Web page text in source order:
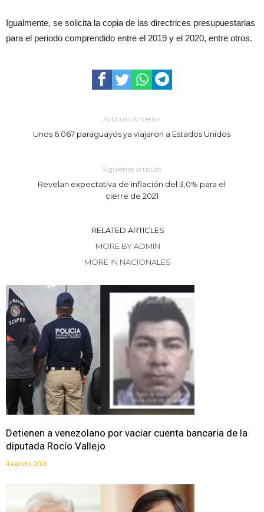
Igualmente, se solicita la copia de las directrices presupuestarias
para el periodo comprendido entre el 2019 y el 2020, entre otros.
Artículo Anterior
Unos 6.067 paraguayos ya viajaron a Estados Unidos
Siguiente artículo
Revelan expectativa de inflación del 3,0% para el
cierre de 2021
RELATED ARTICLES
MORE BY ADMIN
MORE IN NACIONALES
Detienen a venezolano por vaciar cuenta bancaria de la
diputada Rocío Vallejo
4 agosto, 2026